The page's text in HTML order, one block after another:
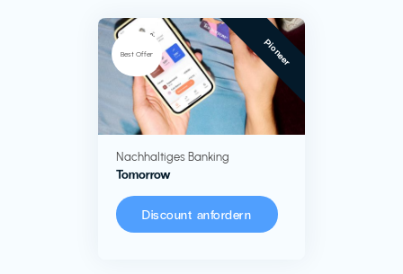
Best Offer Pioneer
Nachhaltiges Banking
Tomorrow
Discount anfordern